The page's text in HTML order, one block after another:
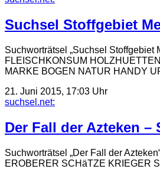
Suchsel Stoffgebiet
Suchworträtsel „Suchsel
FLEISCHKONSUM
MARKE BOGEN NATUR HANDY
21. Juni 2015, 17:03 Uhr
suchsel.net:
Der Fall der Azteken
Suchworträtsel „Der Fall der
EROBERER SCHäTZE KRIEGER